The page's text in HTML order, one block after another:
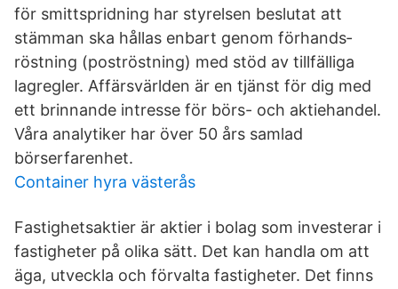
för smitt­spridning har styrelsen beslutat att
stämman ska hållas enbart genom förhands­
röstning (poströstning) med stöd av tillfälliga
lagregler. Affärsvärlden är en tjänst för dig med
ett brinnande intresse för börs- och aktiehandel.
Våra analytiker har över 50 års samlad
börserfarenhet.
Container hyra västerås
Fastighetsaktier är aktier i bolag som investerar i
fastigheter på olika sätt. Det kan handla om att
äga, utveckla och förvalta fastigheter. Det finns